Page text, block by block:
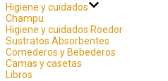
Higiene y cuidados
Champu
Higiene y cuidados Roedor
Sustratos Absorbentes
Comederos y Bebederos
Camas y casetas
Libros